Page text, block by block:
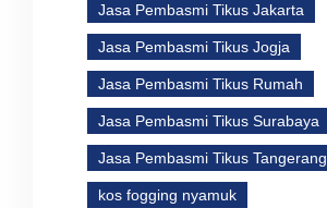
Jasa Pembasmi Tikus Jakarta
Jasa Pembasmi Tikus Jogja
Jasa Pembasmi Tikus Rumah
Jasa Pembasmi Tikus Surabaya
Jasa Pembasmi Tikus Tangerang
kos fogging nyamuk